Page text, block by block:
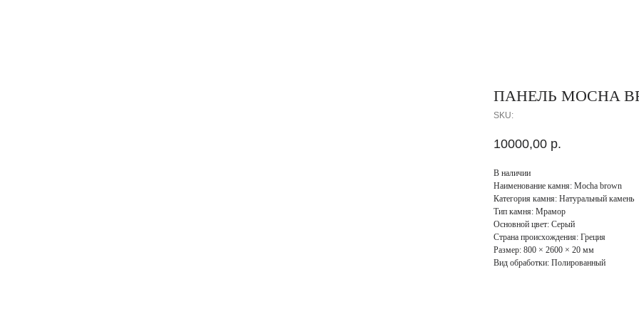
ПАНЕЛЬ MOCHA
SKU:
10000,00 р.
В наличии
Наименование камня: Mocha brown
Категория камня: Натуральный камень
Тип камня: Мрамор
Основной цвет: Серый
Страна происхождения: Греция
Размер: 800 × 2600 × 20 мм
Вид обработки: Полированный